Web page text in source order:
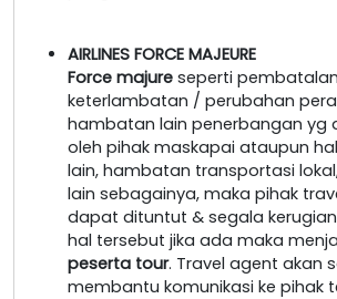
AIRLINES FORCE MAJEURE
Force majure seperti
keterlambatan / perubahan
hambatan lain penerbangan yg
oleh pihak maskapai ataupun hal
lain, hambatan transportasi
lain sebagainya, maka pihak
dapat dituntut & segala
hal tersebut jika ada maka
peserta tour. Travel agent akan
membantu komunikasi ke pihak